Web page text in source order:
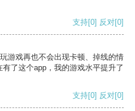
支持[0] 反对[0]
游戏再也不会出现卡顿、掉线的情
了这个app，我的游戏水平提升了
支持[0] 反对[0]